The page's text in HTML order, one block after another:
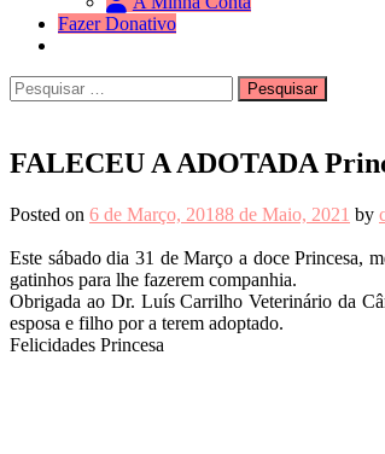
Fazer Donativo
Search
Pesquisar
por:
FALECEU A ADOTADA
Posted on 6 de Março, 20188 de Maio, 2021 by
Este sábado dia 31 de Março a doce Princesa,
gatinhos para lhe fazerem companhia.
Obrigada ao Dr. Luís Carrilho Veterinário da
esposa e filho por a terem adoptado.
Felicidades Princesa